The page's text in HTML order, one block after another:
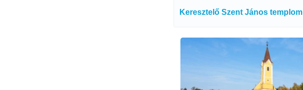
Keresztelő Szent János templom